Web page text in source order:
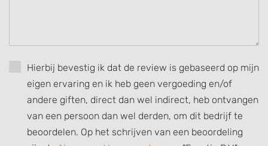
Hierbij bevestig ik dat de review is gebaseerd op mijn
eigen ervaring en ik heb geen vergoeding en/of
andere giften, direct dan wel indirect, heb ontvangen
van een persoon dan wel derden, om dit bedrijf te
beoordelen. Op het schrijven van een beoordeling
Measure content performance
Understand audiences through statistics
or combinations of data from different
Develop and improve services